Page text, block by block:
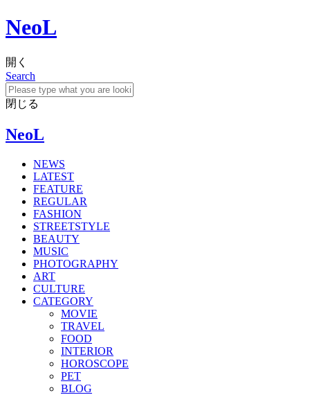
NeoL
開く
Search
閉じる
NeoL
NEWS
LATEST
FEATURE
REGULAR
FASHION
STREETSTYLE
BEAUTY
MUSIC
PHOTOGRAPHY
ART
CULTURE
CATEGORY
MOVIE
TRAVEL
FOOD
INTERIOR
HOROSCOPE
PET
BLOG